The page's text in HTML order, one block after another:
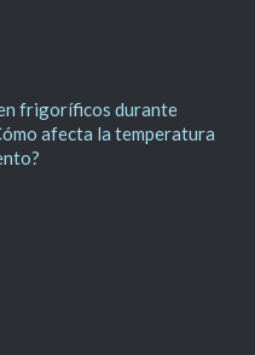
frigoríficos durante
afecta la temperatura